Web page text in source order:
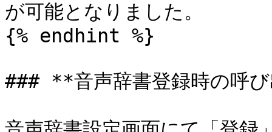
が可能となりました。
{% endhint %}
### **音声辞書登録時の呼